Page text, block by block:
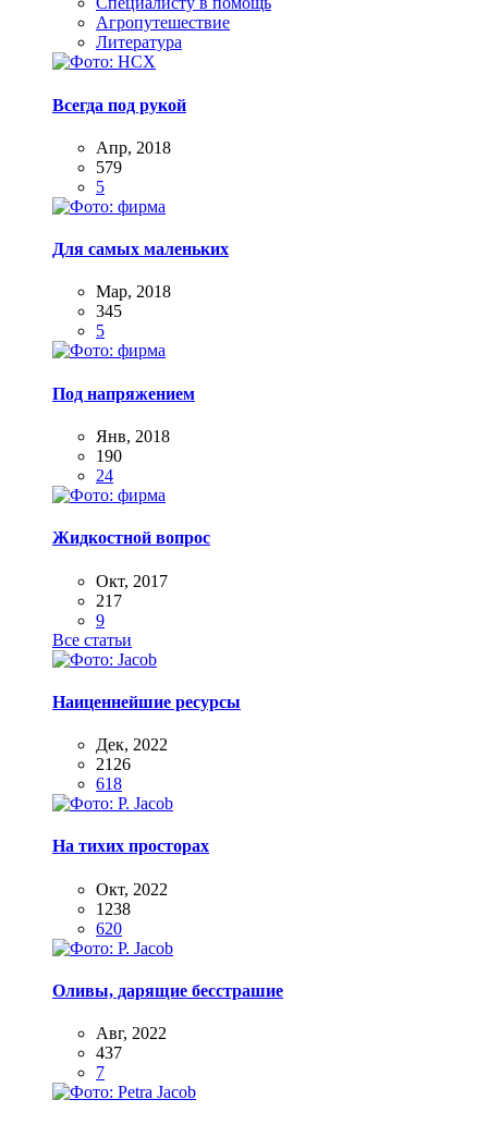
Агропутешествие
Литература
Всегда под рукой
Апр, 2018
579
5
Для самых маленьких
Мар, 2018
345
5
Под напряжением
Янв, 2018
190
24
Жидкостной вопрос
Окт, 2017
217
9
Все статьи
Наиценнейшие ресурсы
Дек, 2022
2126
618
На тихих просторах
Окт, 2022
1238
620
Оливы, дарящие бесстрашие
Авг, 2022
437
7